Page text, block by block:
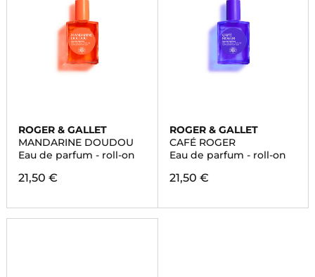
ROGER & GALLET
MANDARINE DOUDOU
Eau de parfum - roll-on
21,50 €
ROGER & GALLET
CAFÉ ROGER
Eau de parfum - roll-on
21,50 €